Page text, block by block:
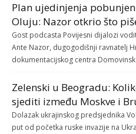
Plan ujedinjenja
Oluju: Nazor otkrio što
Gost podcasta Povijesni dijalozi
Ante Nazor, dugogodišnji ravnatelj
dokumentacijskog centra
Zelenski u Beogradu:
sjediti između Moskve i
Dolazak ukrajinskog predsjednika
put od početka ruske invazije na